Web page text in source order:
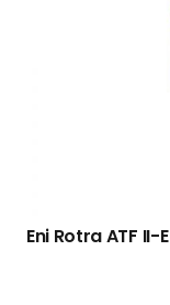
Eni Rotra ATF II-E